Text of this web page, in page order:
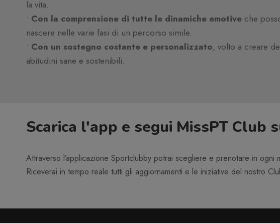
la vita.
• Con la comprensione di tutte le dinamiche emotive che
nascere nelle varie fasi di un percorso simile.
• Con un sostegno costante e personalizzato, volto a creare
abitudini sane e sostenibili.
Scarica l'app e segui MissPT Club
Attraverso l’applicazione Sportclubby potrai scegliere e prenotare in ogni
Riceverai in tempo reale tutti gli aggiornamenti e le iniziative del nostro